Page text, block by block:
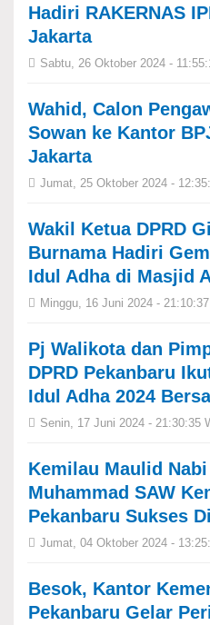
Hadiri RAKERNAS
Jakarta
Sabtu, 26 Oktober 2024 -
Wahid, Calon
Sowan ke Kantor
Jakarta
Jumat, 25 Oktober 2024 -
Wakil Ketua DPRD
Burnama Hadiri
Idul Adha di Masjid
Minggu, 16 Juni 2024 -
Pj Walikota dan
DPRD Pekanbaru
Idul Adha 2024
Senin, 17 Juni 2024 - 21:30:35
Kemilau Maulid Nabi
Muhammad SAW
Pekanbaru Sukses
Jumat, 04 Oktober 2024 -
Besok, Kantor
Pekanbaru Gelar